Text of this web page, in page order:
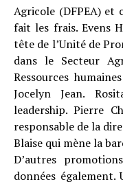
Agricole (DFPEA) et
fait les frais. Evens
tête de l’Unité de
dans le Secteur
Ressources
Jocelyn Jean.
leadership. Pierre
responsable de la
Blaise qui mène la
D’autres
données